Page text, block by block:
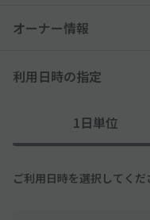
駐車場周辺の道路は一方通
■23:30〜7:00まではB3F
-------------------------
①エレベーターでB3から
進
オーナー情報
利用日時の指定
1日単位
ご利用日時を選択してくだ